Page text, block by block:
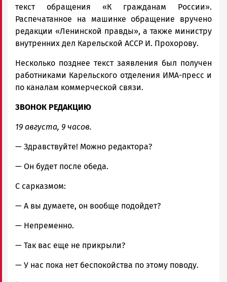
текст обращения «К гражданам России».
Распечатанное на машинке обращение вручено
редакции «Ленинской правды», а также министру
внутренних дел Карельской АССР И. Прохорову.
Несколько позднее текст заявления был получен
работниками Карельского отделения ИМА-пресс и
по каналам коммерческой связи.
ЗВОНОК РЕДАКЦИЮ
19 августа, 9 часов.
— Здравствуйте! Можно редактора?
— Он будет после обеда.
С сарказмом:
— А вы думаете, он вообще подойдет?
— Непременно.
— Так вас еще не прикрыли?
— У нас пока нет беспокойства по этому поводу.